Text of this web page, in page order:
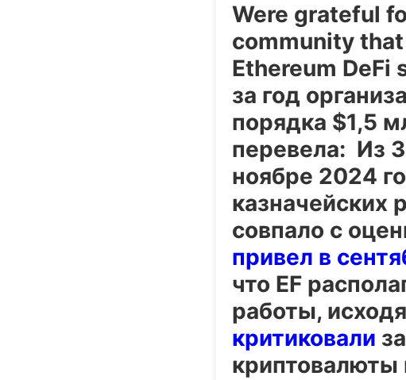
Were grateful
community
Ethereum DeFi
за год
порядка $1,5
перевела: Из
ноябре 2024
казначейских
совпало с
привел в
что EF
работы,
критиковали
криптовалюты